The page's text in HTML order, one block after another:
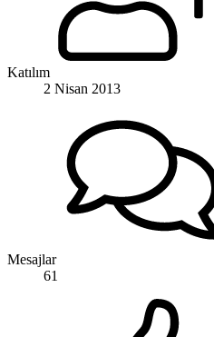
Katılım
2 Nisan 2013
Mesajlar
61